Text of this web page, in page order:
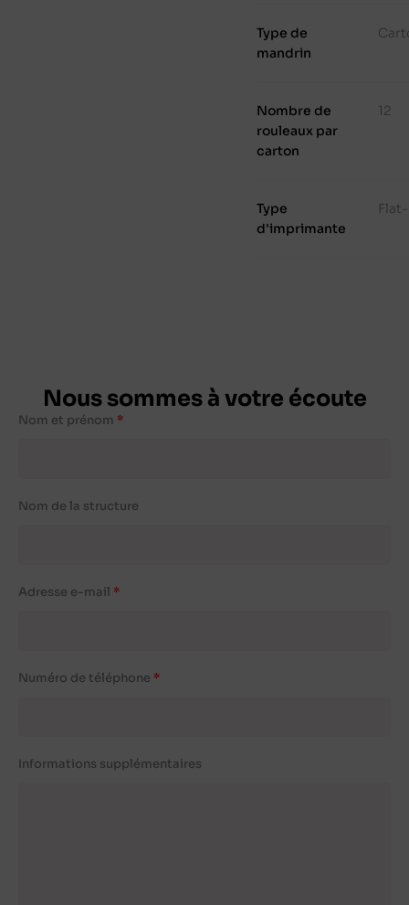
Type de
mandrin
Nombre de
rouleaux par
carton
12
Type
d'imprimante
Nous sommes à votre écoute
Nom et prénom
Nom de la structure
Adresse e-mail
Numéro de téléphone
Informations supplémentaires